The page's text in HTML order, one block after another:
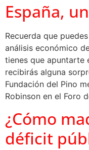
España,
Recuerda que
análisis económico
tienes que apuntarte
recibirás alguna
Fundación del Pino
Robinson en el Foro
¿Cómo
déficit